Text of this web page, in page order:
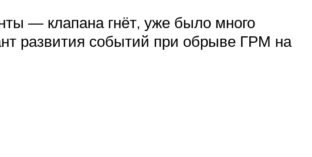
— клапана гнёт, уже было много
развития событий при обрыве ГРМ на